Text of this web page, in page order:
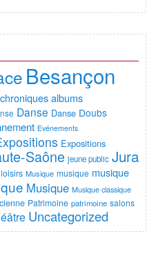
Besançon
chroniques albums
Danse Danse Doubs
Evénements
Expositions
Saône jeune public Jura
loisirs Musique musique musique
Musique Musique classique
Patrimoine patrimoine salons
Uncategorized